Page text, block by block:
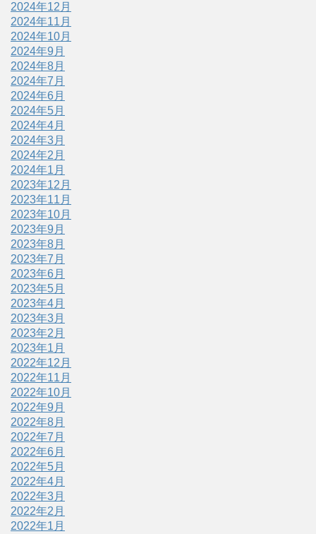
2024年12月
2024年11月
2024年10月
2024年9月
2024年8月
2024年7月
2024年6月
2024年5月
2024年4月
2024年3月
2024年2月
2024年1月
2023年12月
2023年11月
2023年10月
2023年9月
2023年8月
2023年7月
2023年6月
2023年5月
2023年4月
2023年3月
2023年2月
2023年1月
2022年12月
2022年11月
2022年10月
2022年9月
2022年8月
2022年7月
2022年6月
2022年5月
2022年4月
2022年3月
2022年2月
2022年1月